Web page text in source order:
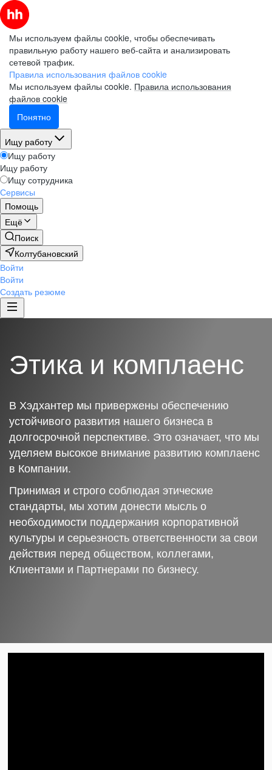
Мы используем файлы cookie, чтобы обеспечивать
правильную работу нашего веб-сайта и анализировать
сетевой трафик.
Правила использования файлов cookie
Мы используем файлы cookie. Правила использования
файлов cookie
Понятно
Ищу работу
Ищу работу
Ищу работу
Ищу сотрудника
Сервисы
Помощь
Ещё
Поиск
Колтубановский
Войти
Войти
Создать резюме
Этика и комплаенс
В Хэдхантер мы привержены обеспечению
устойчивого развития нашего бизнеса в
долгосрочной перспективе. Это означает, что мы
уделяем высокое внимание развитию комплаенс
в Компании.
Принимая и строго соблюдая этические
стандарты, мы хотим донести мысль о
необходимости поддержания корпоративной
культуры и серьезность ответственности за свои
действия перед обществом, коллегами,
Клиентами и Партнерами по бизнесу.